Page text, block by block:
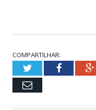
COMPARTILHAR:
TwitterFacebook
Email